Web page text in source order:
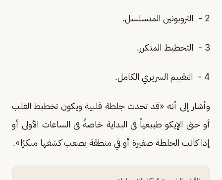
2 - التروبونين المتسلسل.
3 - التخطيط المتكرر.
4 - التقييم السريري الكامل.
وأشار إلى أنه «قد تحدث جلطة قلبية ويكون تخطيط القلب
أو حتى الإيكو طبيعياً في البداية خاصةً في الساعات الأولى أو
إذا كانت الجلطة صغيرة أو في منطقة يصعب كشفها مبكرًا».